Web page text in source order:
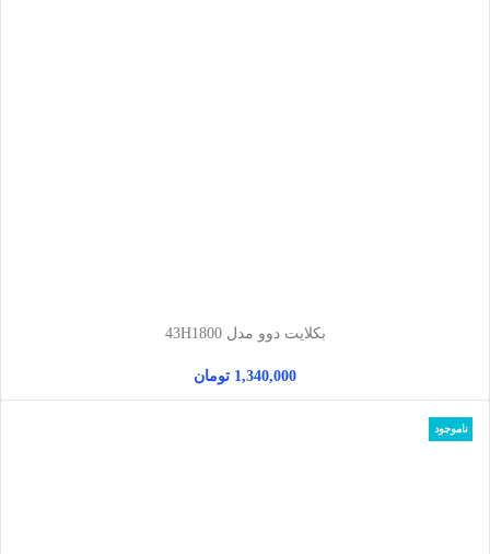
بکلایت دوو مدل 43H1800
1,340,000 تومان
ناموجود